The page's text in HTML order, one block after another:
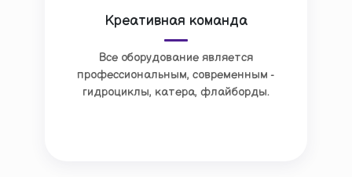
Креативная команда
Все оборудование является
профессиональным, современным -
гидроциклы, катера, флайборды.